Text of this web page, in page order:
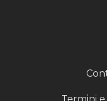
Termini